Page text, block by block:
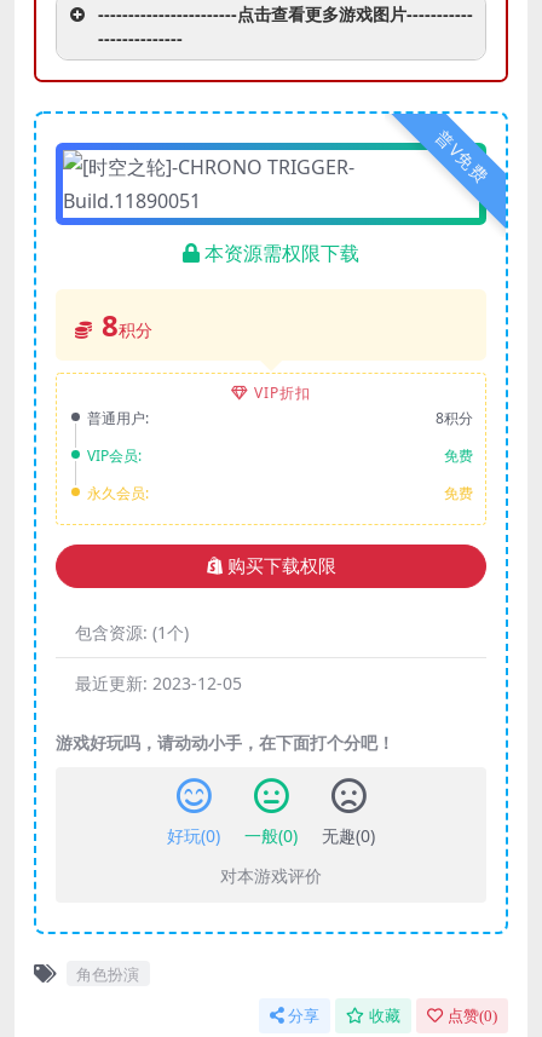
-----------------------点击查看更多游戏图片-----------
--------------
普V免费
本资源需权限下载
8积分
VIP折扣
普通用户:
8积分
VIP会员:
免费
永久会员:
免费
购买下载权限
包含资源: (1个)
最近更新: 2023-12-05
游戏好玩吗，请动动小手，在下面打个分吧！
好玩(0) 一般(0) 无趣(0)
对本游戏评价
角色扮演
分享 收藏 点赞(0)